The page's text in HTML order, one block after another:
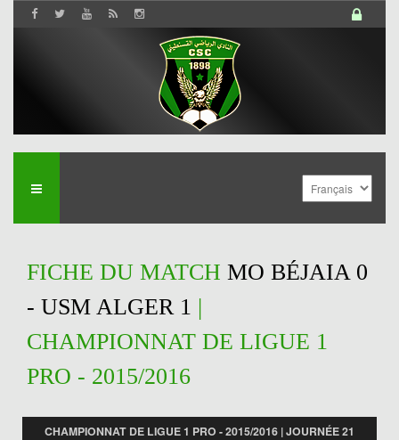
FICHE DU MATCH MO BÉJAIA 0
- USM ALGER 1 |
CHAMPIONNAT DE LIGUE 1
PRO - 2015/2016
CHAMPIONNAT DE LIGUE 1 PRO - 2015/2016 | JOURNÉE 21